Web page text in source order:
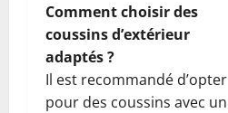
Comment choisir des
coussins d’extérieur
adaptés ?
Il est recommandé d’opter
pour des coussins avec un